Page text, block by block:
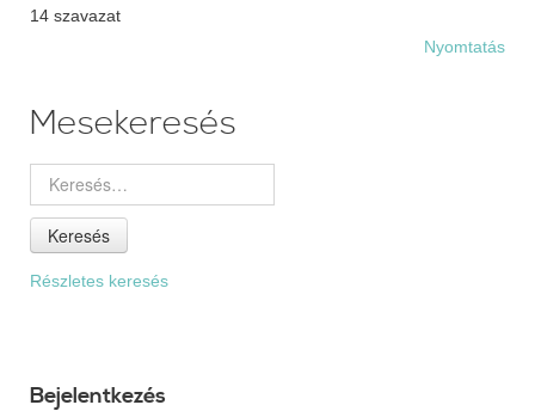
14 szavazat
Nyomtatás
Mesekeresés
Keresés
Részletes keresés
Bejelentkezés